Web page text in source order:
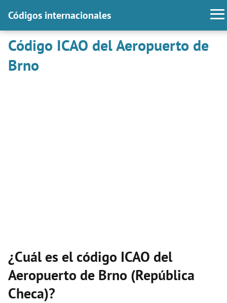
Códigos internacionales
Código ICAO del Aeropuerto de
Brno
¿Cuál es el código ICAO del
Aeropuerto de Brno (República
Checa)?